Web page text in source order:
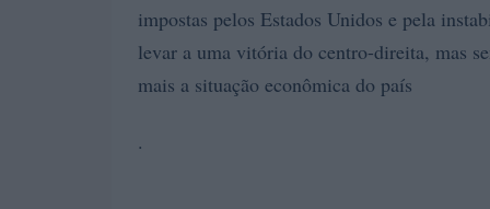
impostas pelos Estados Unidos e pela
levar a uma vitória do centro-direita, mas
mais a situação econômica do país
.